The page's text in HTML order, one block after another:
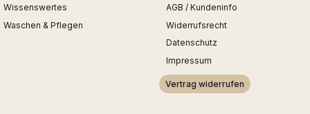
Wissenswertes
Waschen & Pflegen
AGB / Kundeninfo
Widerrufsrecht
Datenschutz
Impressum
Vertrag widerrufen